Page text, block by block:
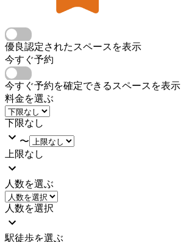
優良認定されたスペースを表示
今すぐ予約
今すぐ予約を確定できるスペースを表示
料金を選ぶ
下限なし
〜
上限なし
人数を選ぶ
人数を選択
駅徒歩を選ぶ